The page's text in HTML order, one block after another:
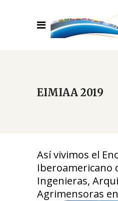
EIMIAA 2019
Así vivimos el
Iberoamericano
Ingenieras,
Agrimensoras